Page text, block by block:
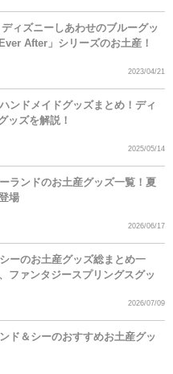
ディズニーしあわせのブルーグッ
After」シリーズのお土産！
2023/04/21
ンドメイドグッズまとめ！ディ
ッズを解説！
2025/05/14
ランドのお土産グッズ一覧！夏
場
2026/06/17
ーのお土産グッズ総まとめ一
ファンタジースプリングスグッ
2026/07/09
ド＆シーのおすすめお土産グッ